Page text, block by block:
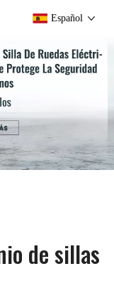
Español
de sillas